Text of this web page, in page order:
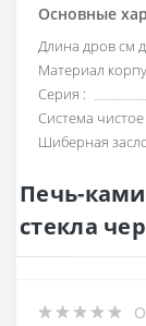
Основные
Длина дров см
Материал
Серия :
Система чистое
Шиберная
Печь-
стекла